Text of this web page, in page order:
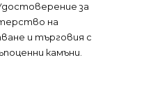
за
на
и търговия с
камъни.